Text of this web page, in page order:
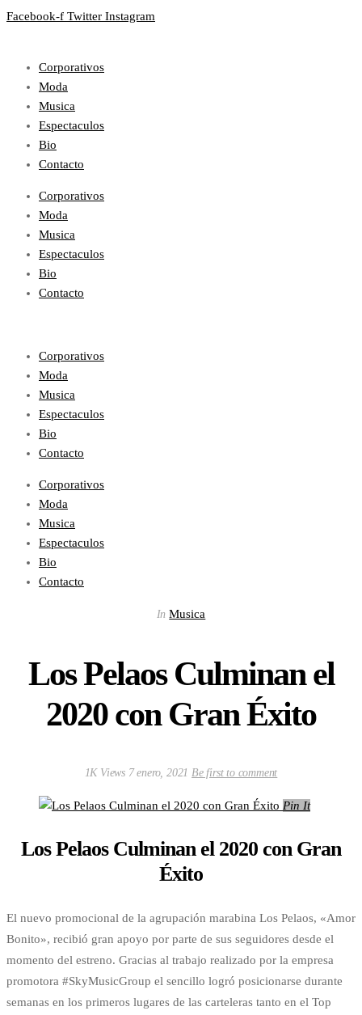
Facebook-f Twitter Instagram
Corporativos
Moda
Musica
Espectaculos
Bio
Contacto
Corporativos
Moda
Musica
Espectaculos
Bio
Contacto
Corporativos
Moda
Musica
Espectaculos
Bio
Contacto
Corporativos
Moda
Musica
Espectaculos
Bio
Contacto
In Musica
Los Pelaos Culminan el
2020 con Gran Éxito
1K Views 7 enero, 2021 Be first to comment
Pin It
Los Pelaos Culminan el 2020 con Gran
Éxito
El nuevo promocional de la agrupación marabina Los Pelaos, «Amor
Bonito», recibió gran apoyo por parte de sus seguidores desde el
momento del estreno. Gracias al trabajo realizado por la empresa
promotora #SkyMusicGroup el sencillo logró posicionarse durante
semanas en los primeros lugares de las carteleras tanto en el Top